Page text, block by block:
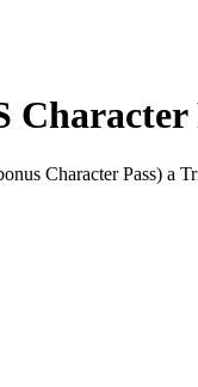
Character Pass) a